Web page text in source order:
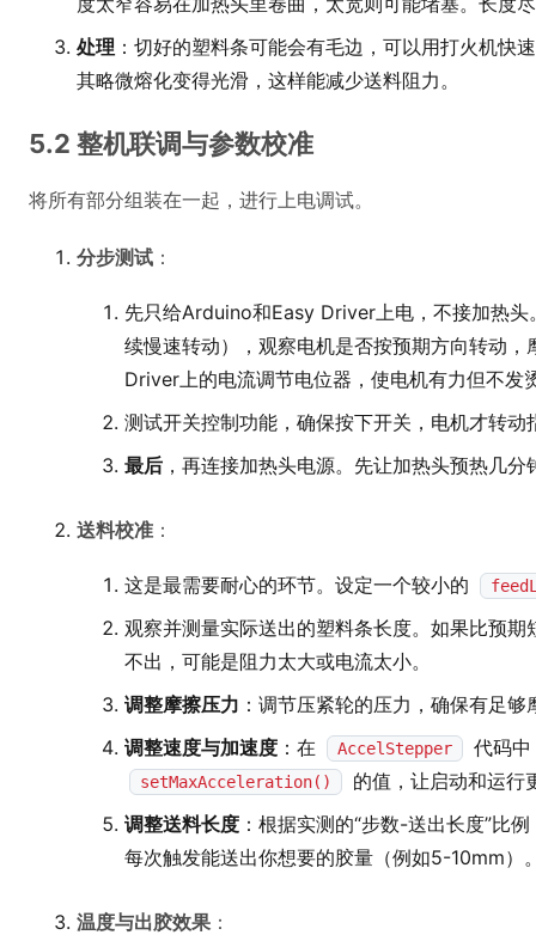
处理 ：切好的塑料条可能会有毛边，可以用打火机快
其略微熔化变得光滑，这样能减少送料阻力。
5.2 整机联调与参数校准
将所有部分组装在一起，进行上电调试。
分步测试 ：
先只给Arduino和Easy Driver上电，不接加热
续慢速转动），观察电机是否按预期方向转动
Driver上的电流调节电位器，使电机有力但不发
测试开关控制功能，确保按下开关，电机才转动
最后 ，再连接加热头电源。先让加热头预热几分
送料校准 ：
这是最需要耐心的环节。设定一个较小的
观察并测量实际送出的塑料条长度。如果比预
不出，可能是阻力太大或电流太小。
调整摩擦压力 ：调节压紧轮的压力，确保有足
调整速度与加速度 ：在 AccelStepper 代码
setMaxAcceleration()
的值，让启动和运行
调整送料长度 ：根据实测的“步数-送出长度”比
每次触发能送出你想要的胶量（例如5-10mm）
温度与出胶效果 ：